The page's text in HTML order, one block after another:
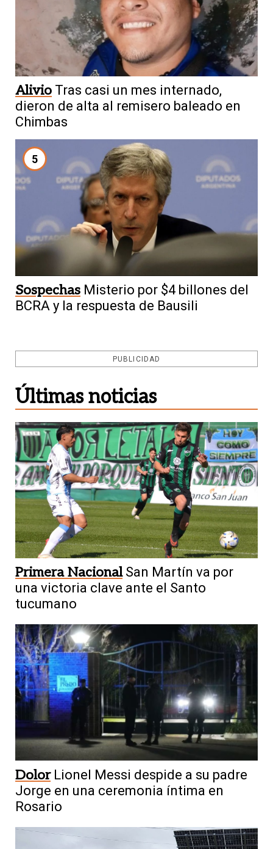
Alivio Tras casi un mes internado,
dieron de alta al remisero baleado en
Chimbas
5
Sospechas Misterio por $4 billones del
BCRA y la respuesta de Bausili
PUBLICIDAD
Últimas noticias
Primera Nacional San Martín va por
una victoria clave ante el Santo
tucumano
Dolor Lionel Messi despide a su padre
Jorge en una ceremonia íntima en
Rosario